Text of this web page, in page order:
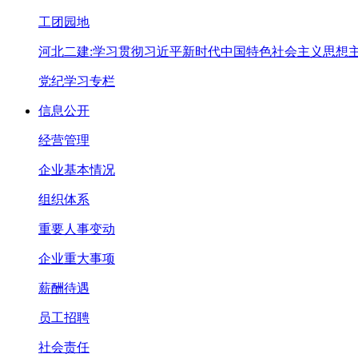
工团园地
河北二建:学习贯彻习近平新时代中国特色社会主义思想
党纪学习专栏
信息公开
经营管理
企业基本情况
组织体系
重要人事变动
企业重大事项
薪酬待遇
员工招聘
社会责任